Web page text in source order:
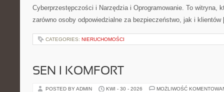
Cyberprzestępczości i Narzędzia i Oprogramowanie. To witryna,
zarówno osoby odpowiedzialne za bezpieczeństwo, jak i
CATEGORIES: NIERUCHOMOŚCI
SEN I KOMFORT
POSTED BY ADMIN KWI - 30 - 2026 MOŻLIWOŚĆ